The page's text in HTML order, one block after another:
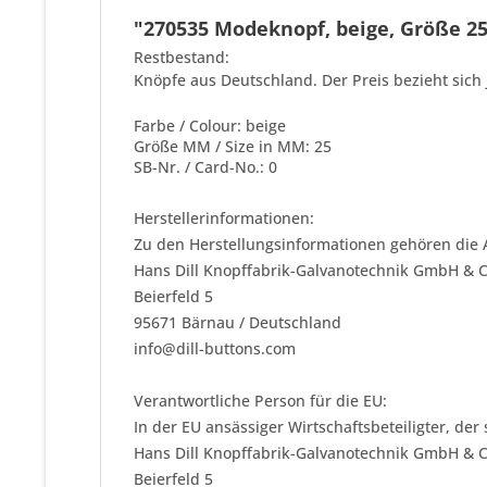
"270535 Modeknopf, beige, Größe
Restbestand:
Knöpfe aus Deutschland. Der Preis bezieht
Farbe / Colour: beige
Größe MM / Size in MM: 25
SB-Nr. / Card-No.: 0
Herstellerinformationen:
Zu den Herstellungsinformationen gehören
Hans Dill Knopffabrik-Galvanotechnik GmbH &
Beierfeld 5
95671 Bärnau / Deutschland
info@dill-buttons.com
Verantwortliche Person für die EU:
In der EU ansässiger Wirtschaftsbeteiligter,
Hans Dill Knopffabrik-Galvanotechnik GmbH &
Beierfeld 5